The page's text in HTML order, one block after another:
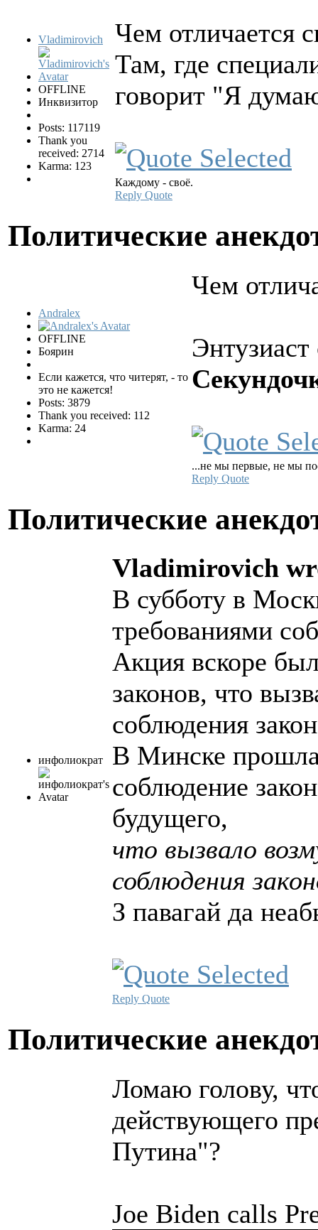
Vladimirovich
OFFLINE
Инквизитор
Posts: 117119
Thank you
received: 2714
Karma: 123
Чем отличается
Там, где
говорит "Я
Каждому - своё.
Reply Quote
Политические
Andralex
OFFLINE
Боярин
Если кажется, что читерят, - то
это не кажется!
Posts: 3879
Thank you received: 112
Karma: 24
Чем
Энтузиаст
...не мы первые, не мы
Reply Quote
Политические
инфолиократ
Vladimirovich
В субботу в
требованиями
Акция вскоре
законов, что
соблюдения
В Минске прошла
соблюдение
будущего,
что вызвало
соблюдения
З павагай да
Reply Quote
Политические
Ломаю голову,
действующего
Путина"?
Joe Biden calls